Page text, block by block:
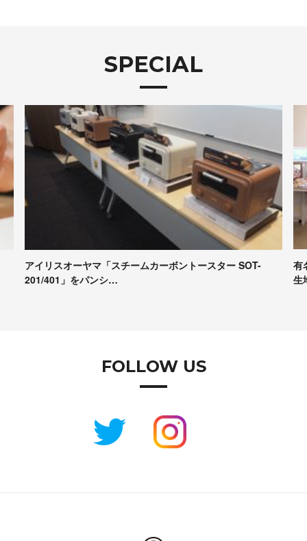
SPECIAL
有名パンシェルジュたちが本音で評価！Pascoの冷凍パン
生地試食＆座談会レポート
【
コ
FOLLOW US